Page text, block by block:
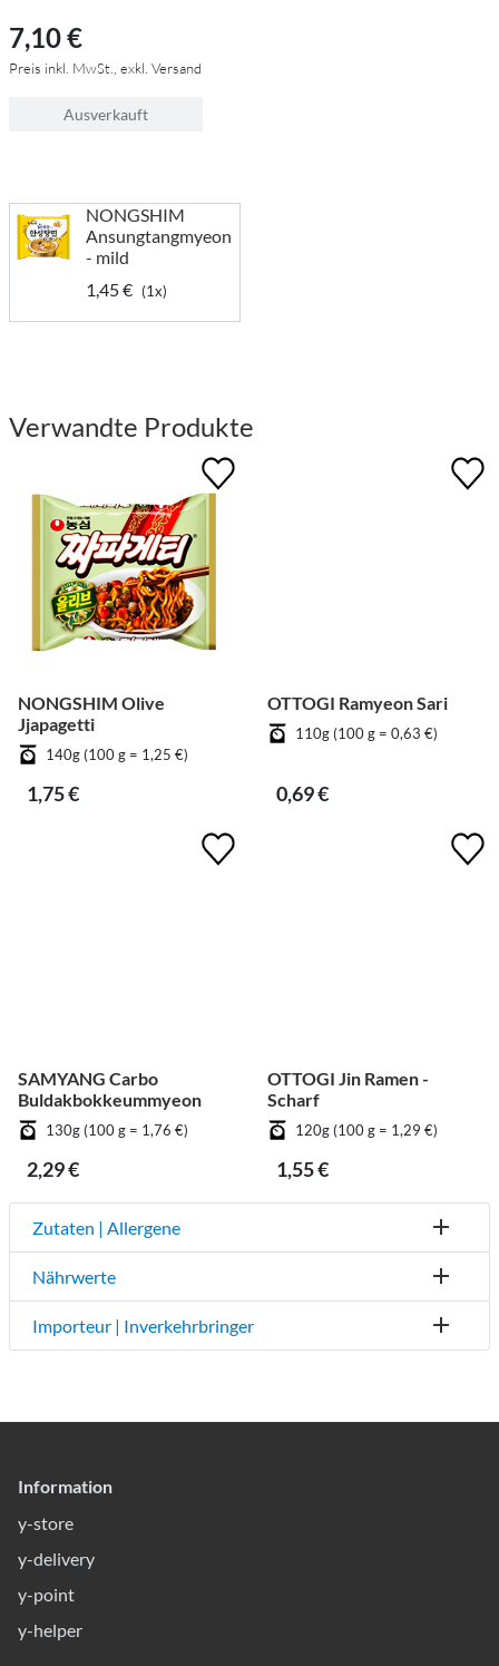
7,10 €
Preis inkl. MwSt., exkl. Versand
Ausverkauft
NONGSHIM
Ansungtangmyeon
- mild
1,45 € (1x)
Verwandte Produkte
NONGSHIM Olive
Jjapagetti
140g (100 g = 1,25 €)
1,75 €
OTTOGI Ramyeon Sari
110g (100 g = 0,63 €)
0,69 €
SAMYANG Carbo
Buldakbokkeummyeon
130g (100 g = 1,76 €)
2,29 €
OTTOGI Jin Ramen -
Scharf
120g (100 g = 1,29 €)
1,55 €
Zutaten | Allergene
Nährwerte
Importeur | Inverkehrbringer
Information
y-store
y-delivery
y-point
y-helper